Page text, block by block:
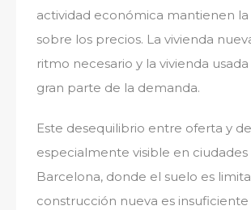
actividad económica mantienen
sobre los precios. La vivienda
ritmo necesario y la vivienda
gran parte de la demanda.
Este desequilibrio entre oferta y
especialmente visible en
Barcelona, donde el suelo es
construcción nueva es